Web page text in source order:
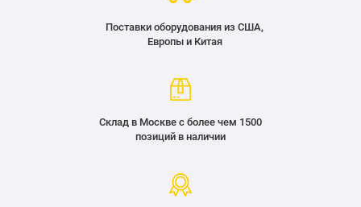
Поставки оборудования из США,
Европы и Китая
Склад в Москве с более чем 1500
позиций в наличии